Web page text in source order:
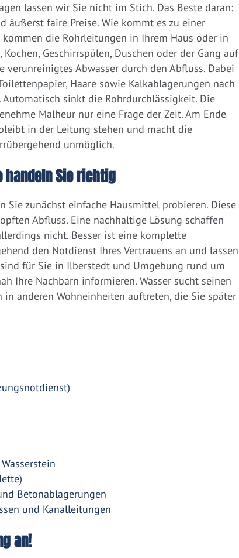
lassen wir Sie nicht im Stich. Das Beste daran:
äußerst faire Preise. Wie kommt es zu einer
die Rohrleitungen in Ihrem Haus oder in
Geschirrspülen, Duschen oder der Gang auf
Abwasser durch den Abfluss. Dabei
Haare sowie Kalkablagerungen nach
sinkt die Rohrdurchlässigkeit. Die
Malheur nur eine Frage der Zeit. Am Ende
in der Leitung stehen und macht die
unmöglich.
handeln Sie richtig
Sie zunächst einfache Hausmittel probieren. Diese
Abfluss. Eine nachhaltige Lösung schaffen
nicht. Besser ist eine komplette
den Notdienst Ihres Vertrauens an und lassen
für Sie in Ilberstedt und Umgebung rund um
Ihre Nachbarn informieren. Wasser sucht seinen
in anderen Wohneinheiten auftreten, die Sie später
Betonablagerungen
und Kanalleitungen
an!